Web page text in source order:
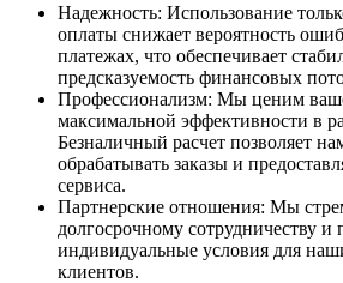
Надежность: Использование
оплаты снижает вероятность
платежах, что обеспечивает
предсказуемость финансовых
Профессионализм: Мы ценим
максимальной эффективности в
Безналичный расчет позволяет
обрабатывать заказы и
сервиса.
Партнерские отношения: Мы
долгосрочному сотрудничеству и
индивидуальные условия для
клиентов.